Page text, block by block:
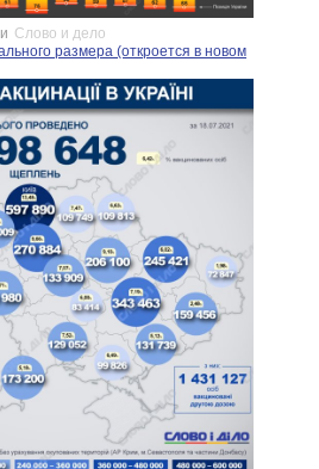
Слово и дело
размера (откроется в новом